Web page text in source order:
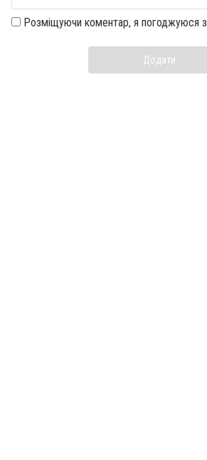
Розміщуючи коментар, я погоджуюся з
Додати